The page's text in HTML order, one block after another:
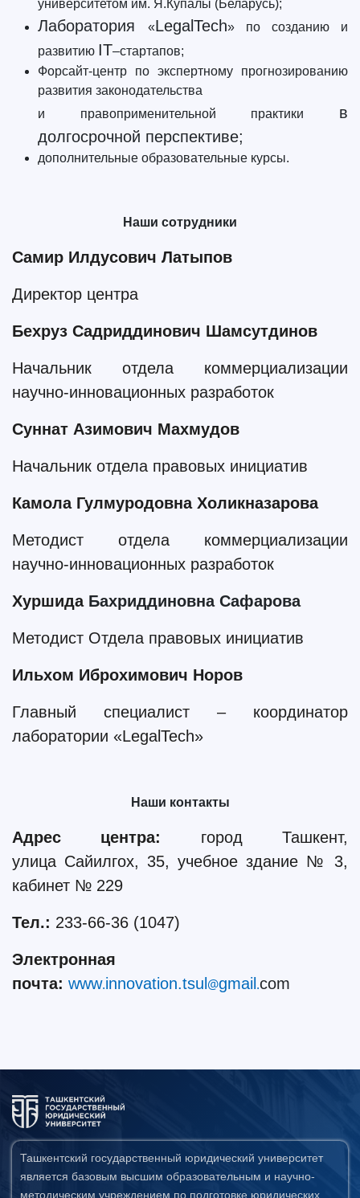
университетом им. Я.Купалы (Беларусь);
Лаборатория «LegalTech» по созданию и
развитию IT–стартапов;
Форсайт-центр по экспертному прогнозированию
развития законодательства
и правоприменительной практики в
долгосрочной перспективе;
дополнительные образовательные курсы.
Наши сотрудники
Самир Илдусович Латыпов
Директор центра
Бехруз Садриддинович Шамсутдинов
Начальник отдела коммерциализации
научно-инновационных разработок
Суннат Азимович Махмудов
Начальник отдела правовых инициатив
Камола Гулмуродовна Холикназарова
Методист отдела коммерциализации
научно-инновационных разработок
ХуршидаБахриддиновна Сафарова
Методист Отдела правовых инициатив
Ильхом Иброхимович Норов
Главный специалист – координатор
лаборатории «LegalTech»
Наши контакты
Адрес центра: город Ташкент,
улица Cайилгох, 35, учебное здание № 3,
кабинет № 229
Тел.: 233-66-36 (1047)
Электронная
почта: www.innovation.tsul @gmail .com
Ташкентский государственный юридический университет
является базовым высшим образовательным и научно-
методическим учреждением по подготовке юридических